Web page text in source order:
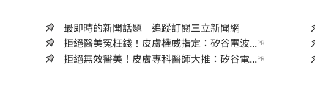
最即時的新聞話題 追蹤訂閱三立新聞網
拒絕醫美冤枉錢！皮膚權威指定：矽谷電波...PR
拒絕無效醫美！皮膚專科醫師大推：矽谷電...PR